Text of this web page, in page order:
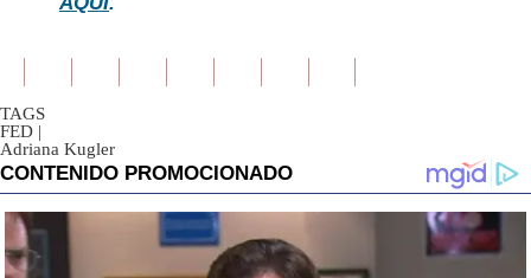
TAGS
FED |
Adriana Kugler